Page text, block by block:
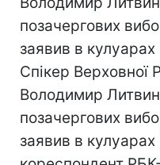
позачергових
заявив в кулуарах
Спікер Верховної
Володимир
позачергових
заявив в